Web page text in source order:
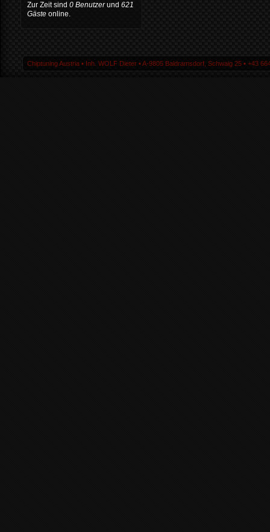
Zur Zeit sind 0 Benutzerund 621
Gäste online.
Chiptuning Austria ▪ Inh. WOLF Dieter ▪ A-9805 Baldramsdorf, Schwaig 25 ▪ +43